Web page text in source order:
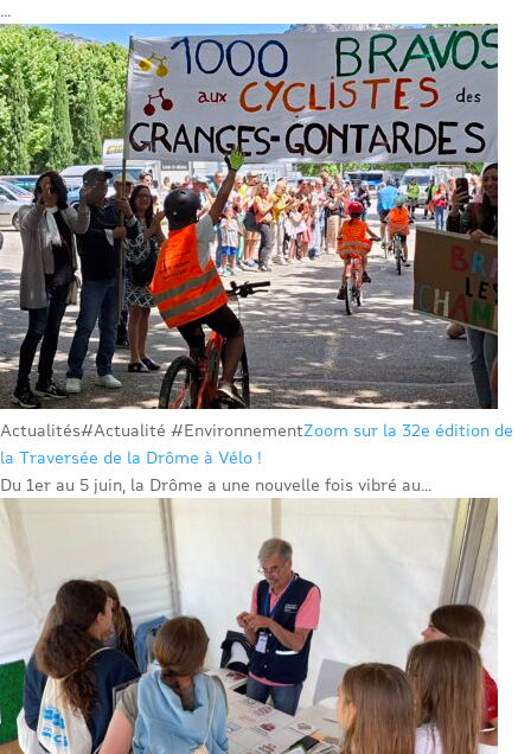
...
Actualités#Actualité #EnvironnementZoom sur la 32e édition de
la Traversée de la Drôme à Vélo !
Du 1er au 5 juin, la Drôme a une nouvelle fois vibré au...